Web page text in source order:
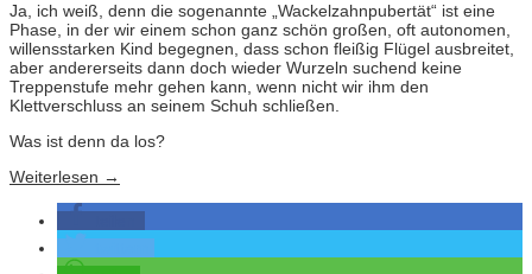
Ja, ich weiß, denn die sogenannte „Wackelzahnpubertät“ ist eine
Phase, in der wir einem schon ganz schön großen, oft autonomen,
willensstarken Kind begegnen, dass schon fleißig Flügel ausbreitet,
aber andererseits dann doch wieder Wurzeln suchend keine
Treppenstufe mehr gehen kann, wenn nicht wir ihm den
Klettverschluss an seinem Schuh schließen.
Was ist denn da los?
Weiterlesen →